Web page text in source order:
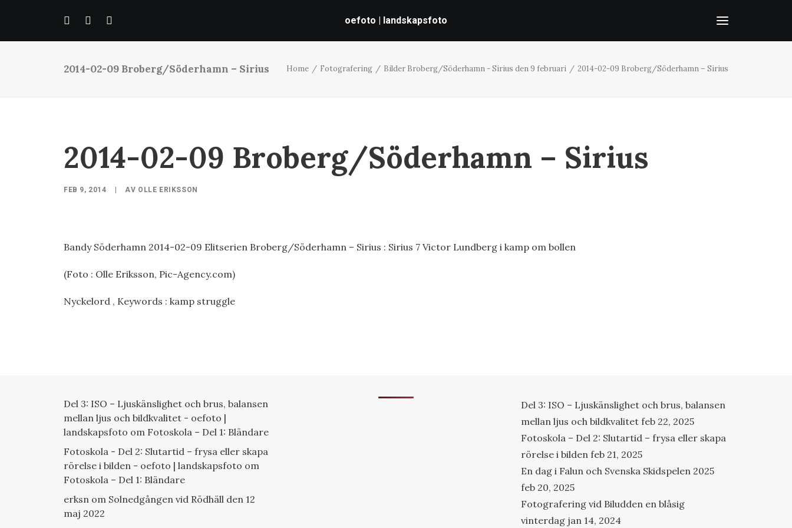
oefoto | landskapsfoto
2014-02-09 Broberg/Söderhamn – Sirius Home Fotografering Bilder Broberg/Söderhamn - Sirius den 9 februari 2014-02-09 Broberg/Söderhamn – Sirius
2014-02-09 Broberg/Söderhamn – Sirius
FEB 9, 2014 AV OLLE ERIKSSON
Bandy Söderhamn 2014-02-09 Elitserien Broberg/Söderhamn – Sirius : Sirius 7 Victor Lundberg i kamp om bollen
(Foto : Olle Eriksson, Pic-Agency.com)
Nyckelord , Keywords : kamp struggle
Del 3: ISO – Ljuskänslighet och brus, balansen
mellan ljus och bildkvalitet - oefoto |
landskapsfoto om Fotoskola – Del 1: Bländare
Fotoskola - Del 2: Slutartid – frysa eller skapa
rörelse i bilden - oefoto | landskapsfoto om
Fotoskola – Del 1: Bländare
erksn om Solnedgången vid Rödhäll den 12
maj 2022
Del 3: ISO – Ljuskänslighet och brus, balansen
mellan ljus och bildkvalitet feb 22, 2025
Fotoskola – Del 2: Slutartid – frysa eller skapa
rörelse i bilden feb 21, 2025
En dag i Falun och Svenska Skidspelen 2025
feb 20, 2025
Fotografering vid Biludden en blåsig
vinterdag jan 14, 2024